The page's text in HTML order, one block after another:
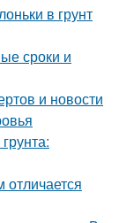
в грунт
сроки и
и новости
отличается